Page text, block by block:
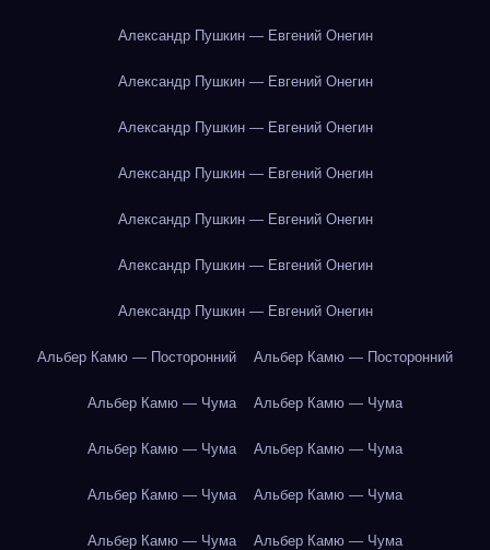
Александр Пушкин — Евгений Онегин
Александр Пушкин — Евгений Онегин
Александр Пушкин — Евгений Онегин
Александр Пушкин — Евгений Онегин
Александр Пушкин — Евгений Онегин
Александр Пушкин — Евгений Онегин
Александр Пушкин — Евгений Онегин
Альбер Камю — Посторонний Альбер Камю — Посторонний
Альбер Камю — Чума Альбер Камю — Чума
Альбер Камю — Чума Альбер Камю — Чума
Альбер Камю — Чума Альбер Камю — Чума
Альбер Камю — Чума Альбер Камю — Чума